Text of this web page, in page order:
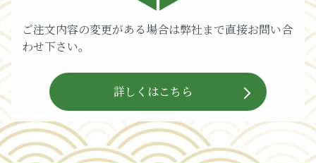
ご注文内容の変更がある場合は弊社まで直接お問い合
わせ下さい。
詳しくはこちら